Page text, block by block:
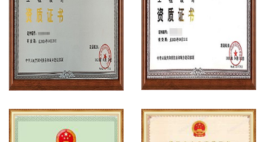
工程设计资质案例 工程设计资质案例